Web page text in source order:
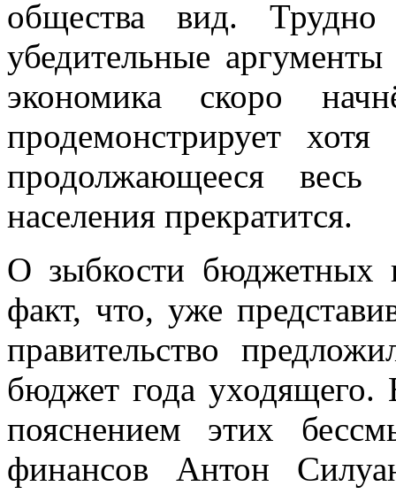
общества вид. Трудно
убедительные
экономика скоро
продемонстрирует
продолжающееся
населения прекратится.
О зыбкости бюджетных
факт, что, уже
правительство
бюджет года уходящего.
пояснением этих
финансов Антон